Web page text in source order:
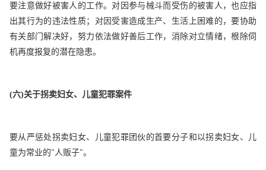
要注意做好被害人的工作。对因参与械斗而受伤的被害人，也应指
出其行为的违法性质；对因受害造成生产、生活上困难的，要协助
有关部门解决好，努力依法做好善后工作，消除对立情绪，根除伺
机再度报复的潜在隐患。
(六)关于拐卖妇女、儿童犯罪案件
要从严惩处拐卖妇女、儿童犯罪团伙的首要分子和以拐卖妇女、儿
童为常业的"人贩子"。